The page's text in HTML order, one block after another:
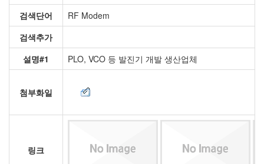
검색단어
RF Modem
검색추가
설명#1
PLO, VCO 등 발진기 개발 생산업체
첨부화일
링크